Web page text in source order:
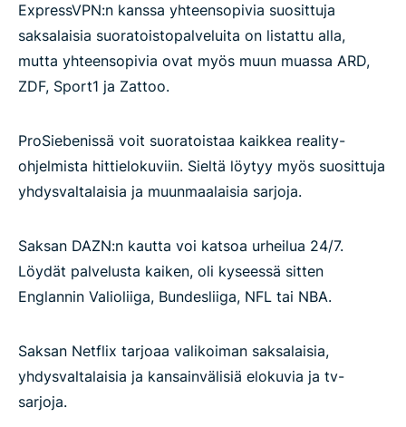
ExpressVPN:n kanssa yhteensopivia suosittuja
saksalaisia suoratoistopalveluita on listattu alla,
mutta yhteensopivia ovat myös muun muassa ARD,
ZDF, Sport1 ja Zattoo.
ProSiebenissä voit suoratoistaa kaikkea reality-
ohjelmista hittielokuviin. Sieltä löytyy myös suosittuja
yhdysvaltalaisia ja muunmaalaisia sarjoja.
Saksan DAZN:n kautta voi katsoa urheilua 24/7.
Löydät palvelusta kaiken, oli kyseessä sitten
Englannin Valioliiga, Bundesliiga, NFL tai NBA.
Saksan Netflix tarjoaa valikoiman saksalaisia,
yhdysvaltalaisia ja kansainvälisiä elokuvia ja tv-
sarjoja.